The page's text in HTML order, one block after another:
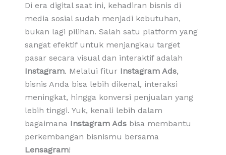
Di era digital saat ini, kehadiran bisnis di
media sosial sudah menjadi kebutuhan,
bukan lagi pilihan. Salah satu platform yang
sangat efektif untuk menjangkau target
pasar secara visual dan interaktif adalah
Instagram. Melalui fitur Instagram Ads,
bisnis Anda bisa lebih dikenal, interaksi
meningkat, hingga konversi penjualan yang
lebih tinggi. Yuk, kenali lebih dalam
bagaimana Instagram Adsbisa membantu
perkembangan bisnismu bersama
Lensagram!